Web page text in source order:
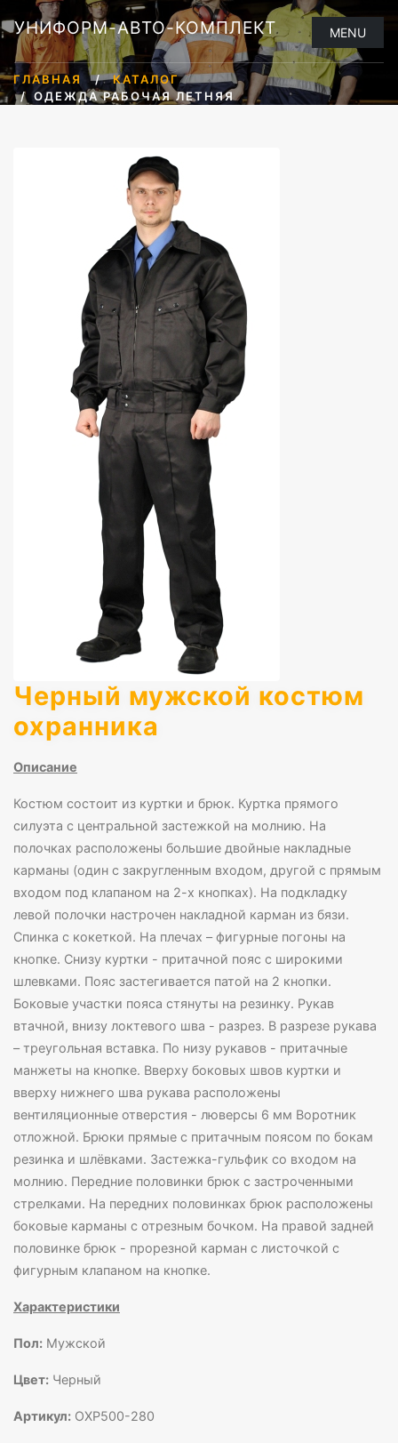
УНИФОРМ-АВТО-КОМПЛЕКТ MENU
ГЛАВНАЯ
КАТАЛОГ
ОДЕЖДА РАБОЧАЯ ЛЕТНЯЯ
Черный мужской костюм
охранника
Описание
Костюм состоит из куртки и брюк. Куртка прямого
силуэта с центральной застежкой на молнию. На
полочках расположены большие двойные накладные
карманы (один с закругленным входом, другой с прямым
входом под клапаном на 2-х кнопках). На подкладку
левой полочки настрочен накладной карман из бязи.
Спинка с кокеткой. На плечах – фигурные погоны на
кнопке. Снизу куртки - притачной пояс с широкими
шлевками. Пояс застегивается патой на 2 кнопки.
Боковые участки пояса стянуты на резинку. Рукав
втачной, внизу локтевого шва - разрез. В разрезе рукава
– треугольная вставка. По низу рукавов - притачные
манжеты на кнопке. Вверху боковых швов куртки и
вверху нижнего шва рукава расположены
вентиляционные отверстия - люверсы 6 мм Воротник
отложной. Брюки прямые с притачным поясом по бокам
резинка и шлёвками. Застежка-гульфик со входом на
молнию. Передние половинки брюк с застроченными
стрелками. На передних половинках брюк расположены
боковые карманы с отрезным бочком. На правой задней
половинке брюк - прорезной карман с листочкой с
фигурным клапаном на кнопке.
Характеристики
Пол: Мужской
Цвет: Черный
Артикул: ОХР500-280